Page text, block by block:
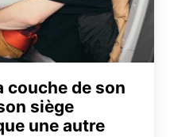
couche de son
siège
une autre